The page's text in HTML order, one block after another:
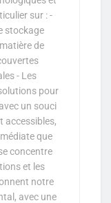
sur : -
stockage
de
- Les
pour
un souci
accessibles,
que
concentre
et les
notre
avec une